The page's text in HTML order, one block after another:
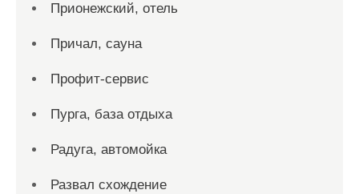
Прионежский, отель
Причал, сауна
Профит-сервис
Пурга, база отдыха
Радуга, автомойка
Развал схождение